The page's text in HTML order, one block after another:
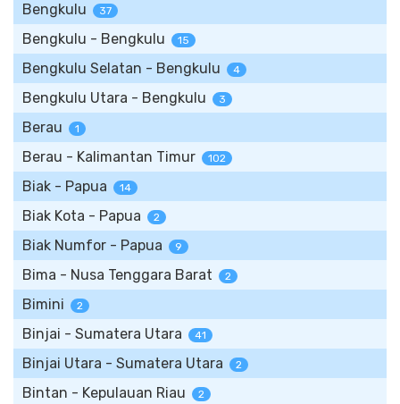
Bengkulu 37
Bengkulu - Bengkulu 15
Bengkulu Selatan - Bengkulu 4
Bengkulu Utara - Bengkulu 3
Berau 1
Berau - Kalimantan Timur 102
Biak - Papua 14
Biak Kota - Papua 2
Biak Numfor - Papua 9
Bima - Nusa Tenggara Barat 2
Bimini 2
Binjai - Sumatera Utara 41
Binjai Utara - Sumatera Utara 2
Bintan - Kepulauan Riau 2